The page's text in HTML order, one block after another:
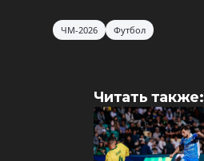
ЧМ-2026 Футбол
Читать также: